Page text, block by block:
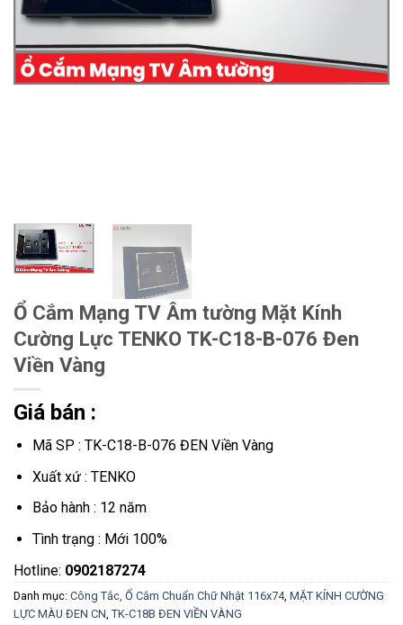
Ổ Cắm Mạng TV Âm tường Mặt Kính
Cường Lực TENKO TK-C18-B-076 Đen
Viền Vàng
Giá bán :
Mã SP : TK-C18-B-076 ĐEN Viền Vàng
Xuất xứ : TENKO
Bảo hành : 12 năm
Tình trạng : Mới 100%
Hotline: 0902187274
Danh mục: Công Tắc, Ổ Cắm Chuẩn Chữ Nhật 116x74, MẶT KÍNH CƯỜNG
LỰC MÀU ĐEN CN TK-C18B ĐEN VIỀN VÀNG